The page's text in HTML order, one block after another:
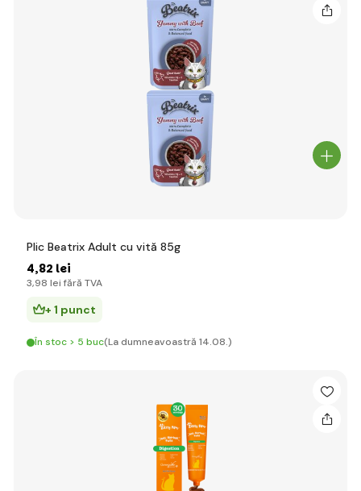
Plic Beatrix Adult cu vită 85g
4,82 lei
3,98 lei fără TVA
+ 1 punct
În stoc > 5 buc(La dumneavoastră 14.08.)